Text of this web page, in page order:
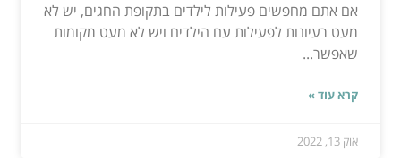
אם אתם מחפשים פעילות לילדים בתקופת החגים, יש לא
מעט רעיונות לפעילות עם הילדים ויש לא מעט מקומות
שאפשר...
קרא עוד »
אוק 13, 2022